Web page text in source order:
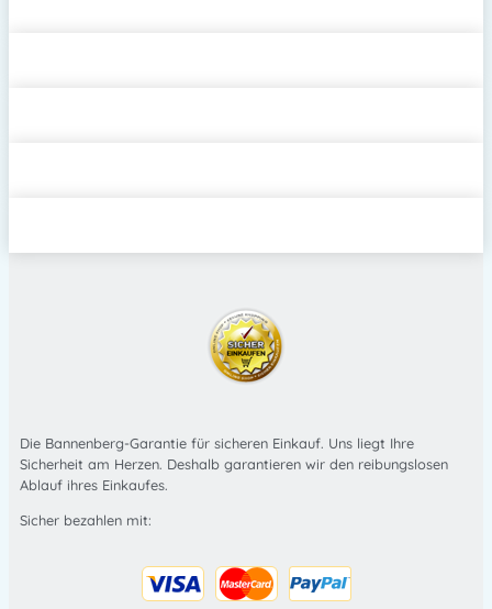
Die Bannenberg-Garantie für sicheren Einkauf. Uns liegt Ihre
Sicherheit am Herzen. Deshalb garantieren wir den reibungslosen
Ablauf ihres Einkaufes.
Sicher bezahlen mit: